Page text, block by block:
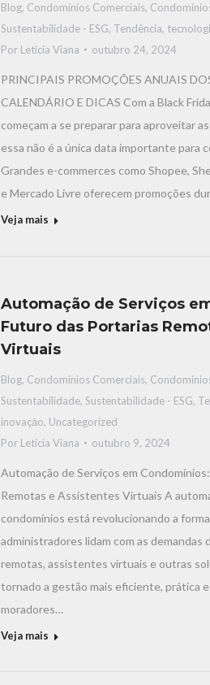
Blog, Condomínios Comerciais,
Sustentabilidade - ESG, Tendência,
Por Leticia Viana outubro 24, 2024
PRINCIPAIS PROMOÇÕES ANUAIS
CALENDÁRIO E DICAS Com a Black
começam a se preparar para aproveitar
essa não é a única data importante para
Grandes e-commerces como Shopee,
e Mercado Livre oferecem promoções
Veja mais
Automação de Serviços
Futuro das Portarias
Virtuais
Blog, Condomínios Comerciais,
Sustentabilidade,Sustentabilidade - ESG,
inovaçāo, Uncategorized
Por Leticia Viana outubro 9, 2024
Automação de Serviços em
Remotas e Assistentes Virtuais A
condomínios está revolucionando a
administradores lidam com as demandas
remotas, assistentes virtuais e outras
tornado a gestão mais eficiente, prática
moradores…
Veja mais